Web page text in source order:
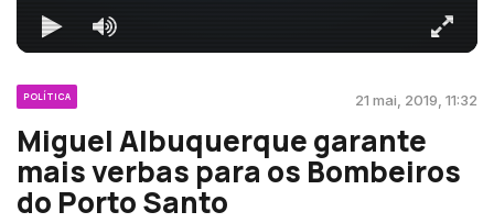
POLÍTICA 21 mai, 2019, 11:32
Miguel Albuquerque garante
mais verbas para os Bombeiros
do Porto Santo